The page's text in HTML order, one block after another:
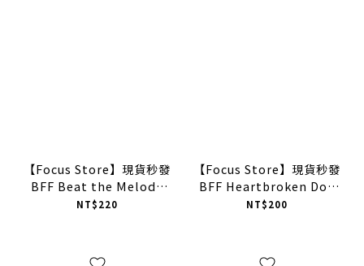
【Focus Store】現貨秒發
BFF Beat the Melody
"White" 跳動音符
NT$220
【Focus Store】現貨秒發
BFF Heartbroken Dog
"White" 心碎的狗
NT$200